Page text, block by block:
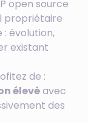
open source
propriétaire
évolution,
existant
de :
élevéavec
des